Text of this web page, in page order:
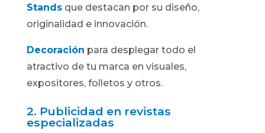
Stands que destacan por su diseño,
originalidad e innovación.
Decoración para desplegar todo el
atractivo de tu marca en visuales,
expositores, folletos y otros.
2. Publicidad en revistas
especializadas